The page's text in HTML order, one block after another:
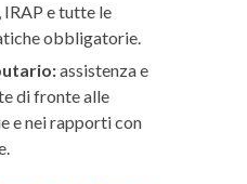
e tutte le
obbligatorie.
assistenza e
di fronte alle
e nei rapporti con